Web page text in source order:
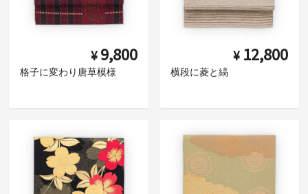
¥ 9,800
格子に変わり唐草模様
¥ 12,800
横段に菱と縞